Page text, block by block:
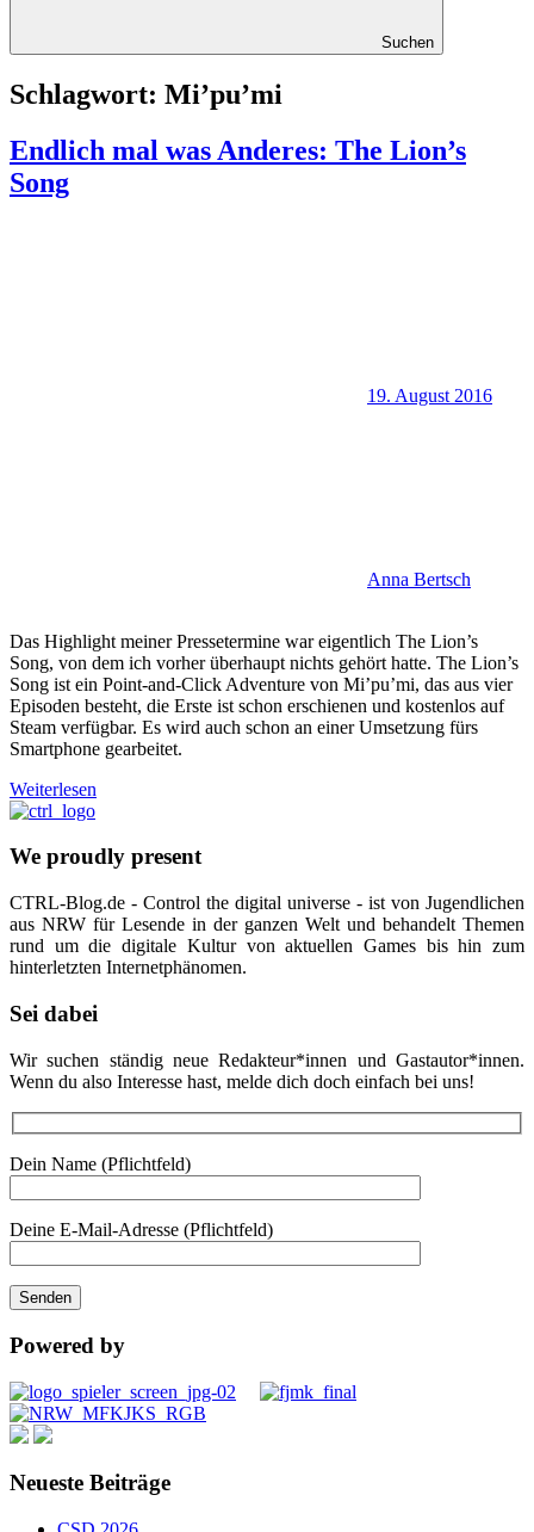
Suchen
Schlagwort: Mi’pu’mi
Endlich mal was Anderes: The Lion’s
Song
19. August 2016
Anna Bertsch
Das Highlight meiner Pressetermine war eigentlich The Lion’s
Song, von dem ich vorher überhaupt nichts gehört hatte. The Lion’s
Song ist ein Point-and-Click Adventure von Mi’pu’mi, das aus vier
Episoden besteht, die Erste ist schon erschienen und kostenlos auf
Steam verfügbar. Es wird auch schon an einer Umsetzung fürs
Smartphone gearbeitet.
Weiterlesen
We proudly present
CTRL-Blog.de - Control the digital universe - ist von Jugendlichen
aus NRW für Lesende in der ganzen Welt und behandelt Themen
rund um die digitale Kultur von aktuellen Games bis hin zum
hinterletzten Internetphänomen.
Sei dabei
Wir suchen ständig neue Redakteur*innen und Gastautor*innen.
Wenn du also Interesse hast, melde dich doch einfach bei uns!
Dein Name (Pflichtfeld)
Deine E-Mail-Adresse (Pflichtfeld)
Powered by
Neueste Beiträge